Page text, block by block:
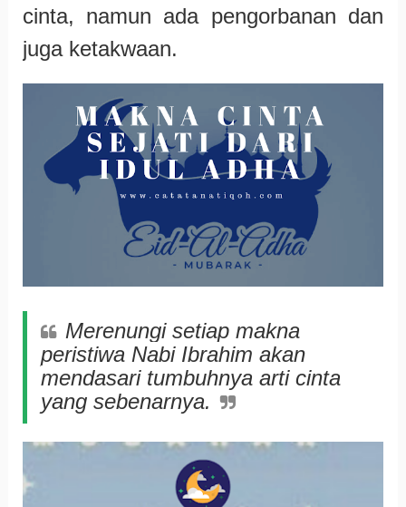
cinta, namun ada pengorbanan dan
juga ketakwaan.
Merenungi setiap makna
peristiwa Nabi Ibrahim akan
mendasari tumbuhnya arti cinta
yang sebenarnya.